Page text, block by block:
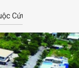
Trợ Đồng Bào Vùng